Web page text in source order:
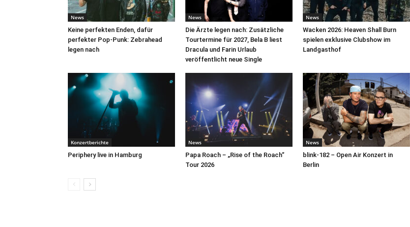
News
Keine perfekten Enden, dafür
perfekter Pop-Punk: Zebrahead
legen nach
News
Die Ärzte legen nach: Zusätzliche
Tourtermine für 2027, Bela B liest
Dracula und Farin Urlaub
veröffentlicht neue Single
News
Wacken 2026: Heaven Shall Burn
spielen exklusive Clubshow im
Landgasthof
Konzertberichte
Periphery live in Hamburg
News
Papa Roach – „Rise of the Roach“
Tour 2026
News
blink-182 – Open Air Konzert in
Berlin